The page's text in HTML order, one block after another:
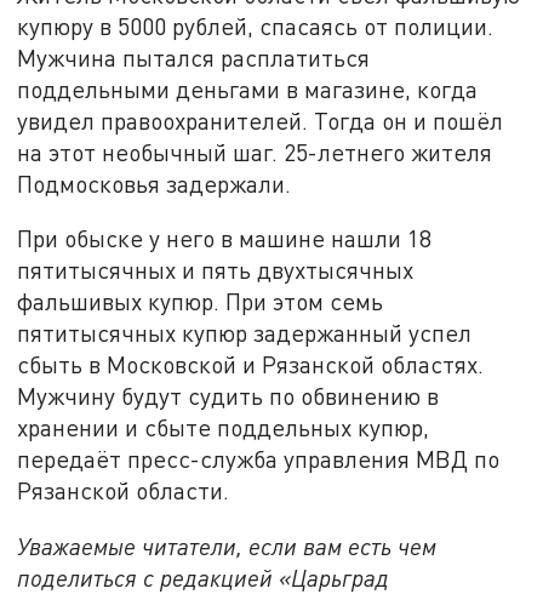
купюру в 5000 рублей, спасаясь от полиции.
Мужчина пытался расплатиться
поддельными деньгами в магазине, когда
увидел правоохранителей. Тогда он и пошёл
на этот необычный шаг. 25-летнего жителя
Подмосковья задержали.
При обыске у него в машине нашли 18
пятитысячных и пять двухтысячных
фальшивых купюр. При этом семь
пятитысячных купюр задержанный успел
сбыть в Московской и Рязанской областях.
Мужчину будут судить по обвинению в
хранении и сбыте поддельных купюр,
передаёт пресс-служба управления МВД по
Рязанской области.
Уважаемые читатели, если вам есть чем
поделиться с редакцией «Царьград